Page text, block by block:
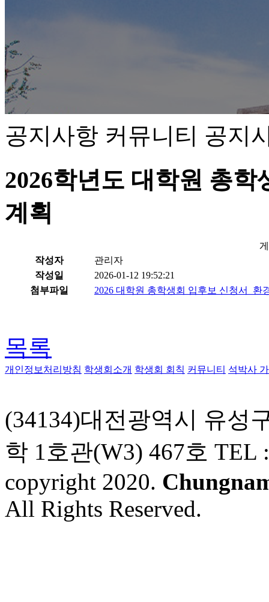
공지사항 커뮤니티 공지
2026학년도 대학원 총
계획
작성자
관리자
작성일
2026-01-12 19:52:21
첨부파일
2026 대학원 총학생회 입후보 신청서_환
목록
개인정보처리방침 학생회소개 학생회 회칙 커뮤니티 석박사
(34134)대전광역시 유성
학 1호관(W3) 467호 TEL
copyright 2020.
All Rights Reserved.